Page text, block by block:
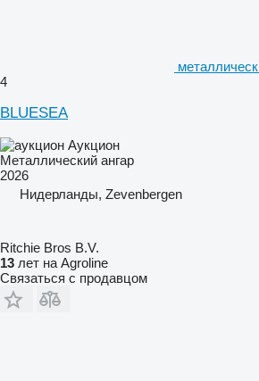
4
BLUESEA
Аукцион
Металлический ангар
2026
Нидерланды, Zevenbergen
Ritchie Bros B.V.
13 лет на Agroline
Связаться с продавцом